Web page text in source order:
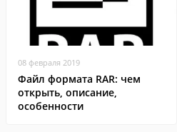
08 февраля 2019
Файл формата RAR: чем
открыть, описание,
особенности